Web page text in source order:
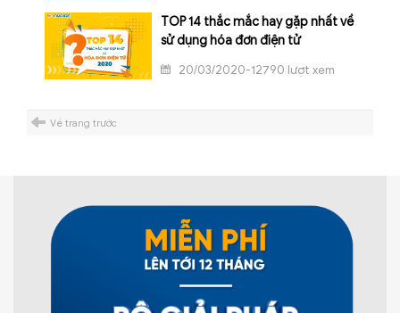
TOP 14 thắc mắc hay gặp nhất về
sử dụng hóa đơn điện tử
20/03/2020-12790 lượt xem
Về trang trước